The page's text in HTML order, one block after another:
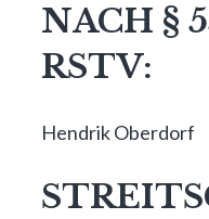
NACH §
RSTV:
Hendrik Oberdorf